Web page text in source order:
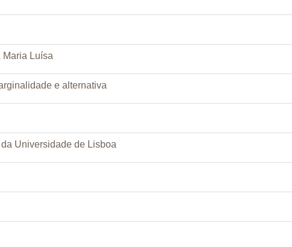
Maria Luísa
e alternativa
Universidade de Lisboa